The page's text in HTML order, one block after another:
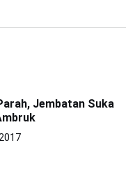
Jembatan Suka